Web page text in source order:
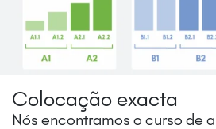
Colocação exacta
Nós encontramos o curso de